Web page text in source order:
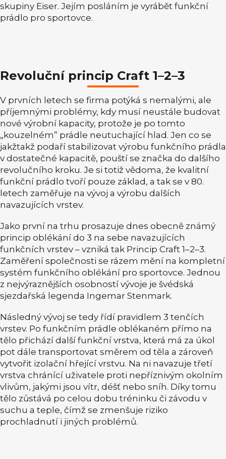
skupiny Eiser. Jejím posláním je vyrábět funkční
prádlo pro sportovce.
Revoluční princip Craft 1–2–3
V prvních letech se firma potýká s nemalými, ale
příjemnými problémy, kdy musí neustále budovat
nové výrobní kapacity, protože je po tomto
„kouzelném” prádle neutuchající hlad. Jen co se
jakžtakž podaří stabilizovat výrobu funkčního prádla
v dostatečné kapacitě, pouští se značka do dalšího
revolučního kroku. Je si totiž vědoma, že kvalitní
funkční prádlo tvoří pouze základ, a tak se v 80.
letech zaměřuje na vývoj a výrobu dalších
navazujících vrstev.
Jako první na trhu prosazuje dnes obecně známý
princip oblékání do 3 na sebe navazujících
funkčních vrstev – vzniká tak Princip Craft 1–2–3.
Zaměření společnosti se rázem mění na kompletní
systém funkčního oblékání pro sportovce. Jednou
z nejvýraznějších osobností vývoje je švédská
sjezdařská legenda Ingemar Stenmark.
Následný vývoj se tedy řídí pravidlem 3 tenčích
vrstev. Po funkčním prádle oblékaném přímo na
tělo přichází další funkční vrstva, která má za úkol
pot dále transportovat směrem od těla a zároveň
vytvořit izolační hřející vrstvu. Na ni navazuje třetí
vrstva chránící uživatele proti nepříznivým okolním
vlivům, jakými jsou vítr, déšť nebo sníh. Díky tomu
tělo zůstává po celou dobu tréninku či závodu v
suchu a teple, čímž se zmenšuje riziko
prochladnutí i jiných problémů.